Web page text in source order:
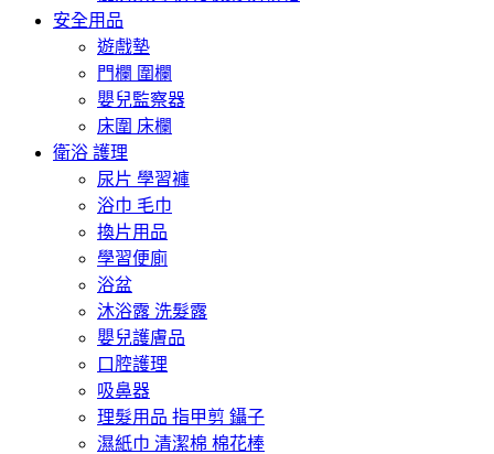
安全用品
遊戲墊
門欄 圍欄
嬰兒監察器
床圍 床欄
衛浴 護理
尿片 學習褲
浴巾 毛巾
換片用品
學習便廁
浴盆
沐浴露 洗髮露
嬰兒護膚品
口腔護理
吸鼻器
理髮用品 指甲剪 鑷子
濕紙巾 清潔棉 棉花棒